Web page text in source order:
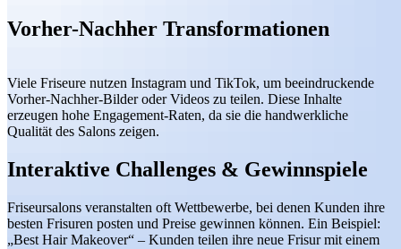
Vorher-Nachher Transformationen
Viele Friseure nutzen Instagram und TikTok, um beeindruckende
Vorher-Nachher-Bilder oder Videos zu teilen. Diese Inhalte
erzeugen hohe Engagement-Raten, da sie die handwerkliche
Qualität des Salons zeigen.
Interaktive Challenges & Gewinnspiele
Friseursalons veranstalten oft Wettbewerbe, bei denen Kunden ihre
besten Frisuren posten und Preise gewinnen können. Ein Beispiel:
„Best Hair Makeover“ – Kunden teilen ihre neue Frisur mit einem